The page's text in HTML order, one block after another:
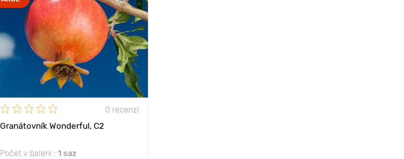
0 recenzí
Granátovník Wonderful, С2
Počet v balení : 1 saz